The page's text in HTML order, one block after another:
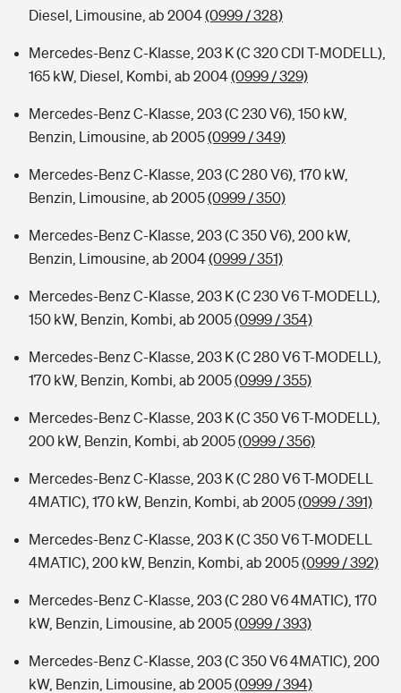
Diesel, Limousine, ab 2004(0999 / 328)
Mercedes-Benz C-Klasse, 203 K (C 320 CDI T-MODELL),
165 kW, Diesel, Kombi, ab 2004(0999 / 329)
Mercedes-Benz C-Klasse, 203 (C 230 V6), 150 kW,
Benzin, Limousine, ab 2005(0999 / 349)
Mercedes-Benz C-Klasse, 203 (C 280 V6), 170 kW,
Benzin, Limousine, ab 2005(0999 / 350)
Mercedes-Benz C-Klasse, 203 (C 350 V6), 200 kW,
Benzin, Limousine, ab 2004(0999 / 351)
Mercedes-Benz C-Klasse, 203 K (C 230 V6 T-MODELL),
150 kW, Benzin, Kombi, ab 2005(0999 / 354)
Mercedes-Benz C-Klasse, 203 K (C 280 V6 T-MODELL),
170 kW, Benzin, Kombi, ab 2005(0999 / 355)
Mercedes-Benz C-Klasse, 203 K (C 350 V6 T-MODELL),
200 kW, Benzin, Kombi, ab 2005(0999 / 356)
Mercedes-Benz C-Klasse, 203 K (C 280 V6 T-MODELL
4MATIC), 170 kW, Benzin, Kombi, ab 2005(0999 / 391)
Mercedes-Benz C-Klasse, 203 K (C 350 V6 T-MODELL
4MATIC), 200 kW, Benzin, Kombi, ab 2005(0999 / 392)
Mercedes-Benz C-Klasse, 203 (C 280 V6 4MATIC), 170
kW, Benzin, Limousine, ab 2005(0999 / 393)
Mercedes-Benz C-Klasse, 203 (C 350 V6 4MATIC), 200
kW, Benzin, Limousine, ab 2005(0999 / 394)